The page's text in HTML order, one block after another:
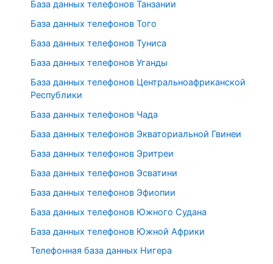
База данных телефонов Танзании
База данных телефонов Того
База данных телефонов Туниса
База данных телефонов Уганды
База данных телефонов Центральноафриканской
Республики
База данных телефонов Чада
База данных телефонов Экваториальной Гвинеи
База данных телефонов Эритреи
База данных телефонов Эсватини
База данных телефонов Эфиопии
База данных телефонов Южного Судана
База данных телефонов Южной Африки
Телефонная база данных Нигера